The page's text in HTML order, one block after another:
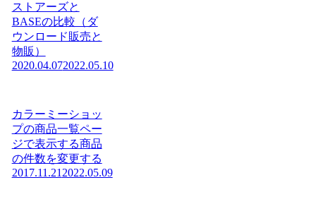
ストアーズと
BASEの比較（ダ
ウンロード販売と
物販）
2020.04.072022.05.10
カラーミーショッ
プの商品一覧ペー
ジで表示する商品
の件数を変更する
2017.11.21 2022.05.09